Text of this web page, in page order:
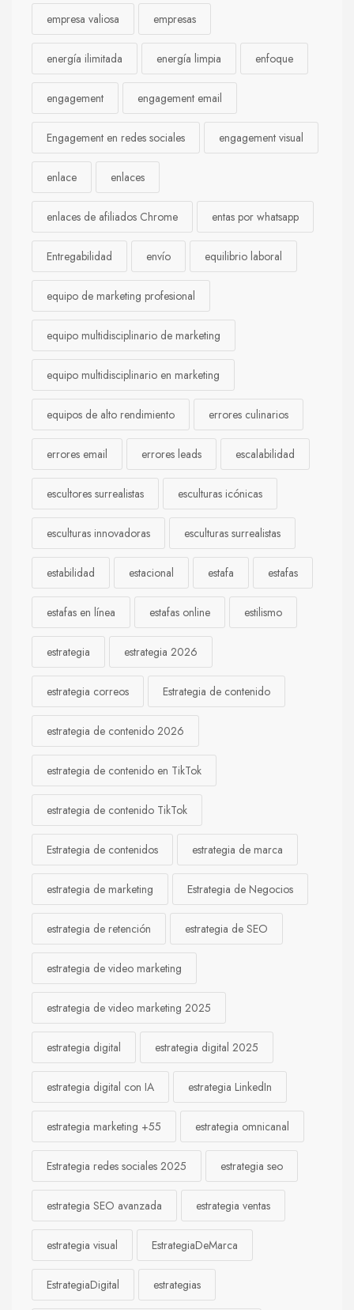
empresa valiosa empresas
energía ilimitada energía limpia enfoque
engagement engagement email
Engagement en redes sociales engagement visual
enlace enlaces
enlaces de afiliados Chrome entas por whatsapp
Entregabilidad envío equilibrio laboral
equipo de marketing profesional
equipo multidisciplinario de marketing
equipo multidisciplinario en marketing
equipos de alto rendimiento errores culinarios
errores email errores leads escalabilidad
escultores surrealistas esculturas icónicas
esculturas innovadoras esculturas surrealistas
estabilidad estacional estafa estafas
estafas en línea estafas online estilismo
estrategia estrategia 2026
estrategia correos Estrategia de contenido
estrategia de contenido 2026
estrategia de contenido en TikTok
estrategia de contenido TikTok
Estrategia de contenidos estrategia de marca
estrategia de marketing Estrategia de Negocios
estrategia de retención estrategia de SEO
estrategia de video marketing
estrategia de video marketing 2025
estrategia digital estrategia digital 2025
estrategia digital con IA estrategia LinkedIn
estrategia marketing +55 estrategia omnicanal
Estrategia redes sociales 2025 estrategia seo
estrategia SEO avanzada estrategia ventas
estrategia visual EstrategiaDeMarca
EstrategiaDigital estrategias